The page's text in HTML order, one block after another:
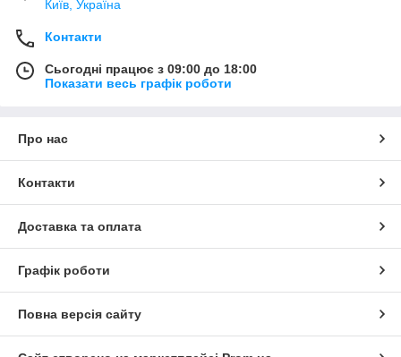
Київ, Україна
Контакти
Сьогодні працює з 09:00 до 18:00
Показати весь графік роботи
Про нас
Контакти
Доставка та оплата
Графік роботи
Повна версія сайту